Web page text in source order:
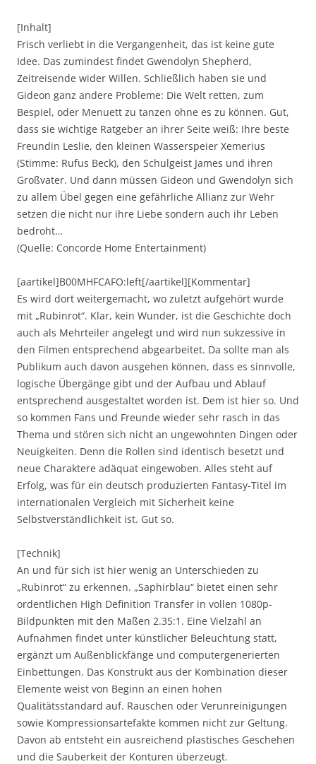
[Inhalt]
Frisch verliebt in die Vergangenheit, das ist keine gute
Idee. Das zumindest findet Gwendolyn Shepherd,
Zeitreisende wider Willen. Schließlich haben sie und
Gideon ganz andere Probleme: Die Welt retten, zum
Bespiel, oder Menuett zu tanzen ohne es zu können. Gut,
dass sie wichtige Ratgeber an ihrer Seite weiß: Ihre beste
Freundin Leslie, den kleinen Wasserspeier Xemerius
(Stimme: Rufus Beck), den Schulgeist James und ihren
Großvater. Und dann müssen Gideon und Gwendolyn sich
zu allem Übel gegen eine gefährliche Allianz zur Wehr
setzen die nicht nur ihre Liebe sondern auch ihr Leben
bedroht…
(Quelle: Concorde Home Entertainment)
[aartikel]B00MHFCAFO:left[/aartikel][Kommentar]
Es wird dort weitergemacht, wo zuletzt aufgehört wurde
mit „Rubinrot“. Klar, kein Wunder, ist die Geschichte doch
auch als Mehrteiler angelegt und wird nun sukzessive in
den Filmen entsprechend abgearbeitet. Da sollte man als
Publikum auch davon ausgehen können, dass es sinnvolle,
logische Übergänge gibt und der Aufbau und Ablauf
entsprechend ausgestaltet worden ist. Dem ist hier so. Und
so kommen Fans und Freunde wieder sehr rasch in das
Thema und stören sich nicht an ungewohnten Dingen oder
Neuigkeiten. Denn die Rollen sind identisch besetzt und
neue Charaktere adäquat eingewoben. Alles steht auf
Erfolg, was für ein deutsch produzierten Fantasy-Titel im
internationalen Vergleich mit Sicherheit keine
Selbstverständlichkeit ist. Gut so.
[Technik]
An und für sich ist hier wenig an Unterschieden zu
„Rubinrot“ zu erkennen. „Saphirblau“ bietet einen sehr
ordentlichen High Definition Transfer in vollen 1080p-
Bildpunkten mit den Maßen 2.35:1. Eine Vielzahl an
Aufnahmen findet unter künstlicher Beleuchtung statt,
ergänzt um Außenblickfänge und computergenerierten
Einbettungen. Das Konstrukt aus der Kombination dieser
Elemente weist von Beginn an einen hohen
Qualitätsstandard auf. Rauschen oder Verunreinigungen
sowie Kompressionsartefakte kommen nicht zur Geltung.
Davon ab entsteht ein ausreichend plastisches Geschehen
und die Sauberkeit der Konturen überzeugt.